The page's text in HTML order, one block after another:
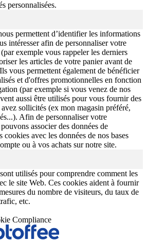
personnalisées.
permettent d’identifier les informations
intéresser afin de personnaliser votre
exemple vous rappeler les derniers
les articles de votre panier avant de
vous permettent également de bénéficier
et d'offres promotionnelles en fonction
(par exemple si vous venez de nos
aussi être utilisés pour vous fournir des
sollicités (ex mon magasin préféré,
Afin de personnaliser votre
associer des données de
cookies avec les données de nos bases
ou à vos achats sur notre site.
utilisés pour comprendre comment les
le site Web. Ces cookies aident à fournir
du nombre de visiteurs, du taux de
etc.
Compliance